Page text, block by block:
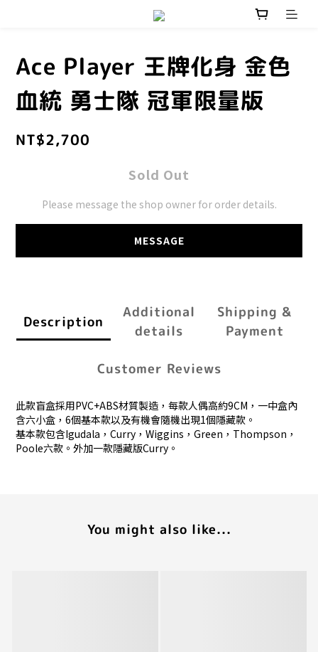
Ace Player 王牌化身 金色
血統 勇士隊 冠軍限量版
NT$2,700
Sold Out
Please message the shop owner for order details.
MESSAGE
Description
Additional
details
Shipping &
Payment
Customer Reviews
此款盲盒採用PVC+ABS材質製造，每款人偶高約9CM，一中盒內
含六小盒，6個基本款以及有機會隨機出現1個隱藏款。
基本款包含Igudala，Curry，Wiggins，Green，Thompson，
Poole六款。外加一款隱藏版Curry。
You might also like...